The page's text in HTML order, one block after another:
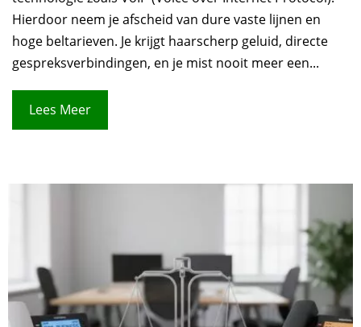
Hierdoor neem je afscheid van dure vaste lijnen en
hoge beltarieven. Je krijgt haarscherp geluid, directe
gespreksverbindingen, en je mist nooit meer een...
Lees Meer